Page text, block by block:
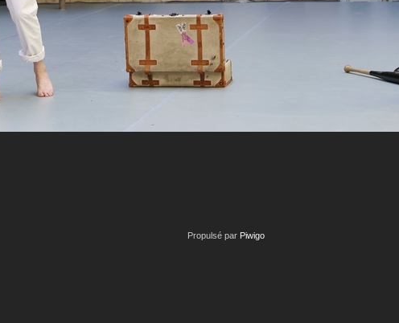
Propulsé par Piwigo